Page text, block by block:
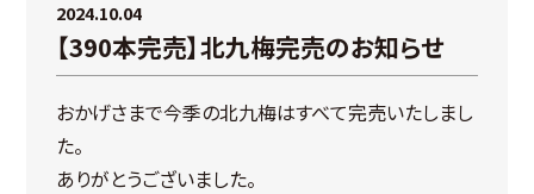
2024.10.04
【390本完売】北九梅完売のお知らせ
おかげさまで今季の北九梅はすべて完売いたしまし
た。
ありがとうございました。